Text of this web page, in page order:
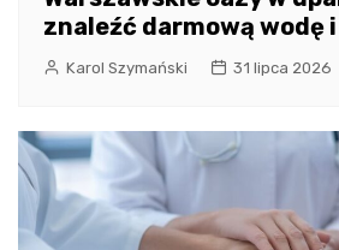
znaleźć darmową wodę i
Karol Szymański 31 lipca 2026